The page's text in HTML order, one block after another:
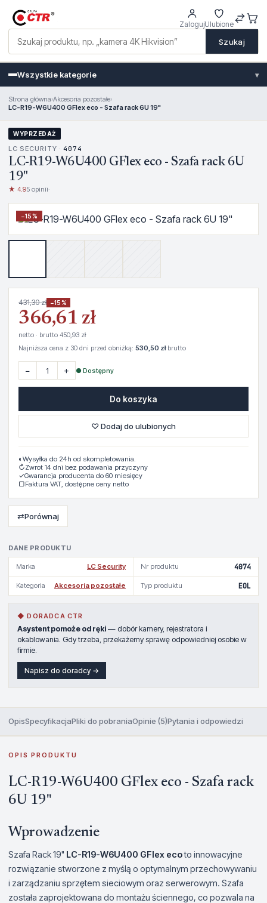
Szukaj
ZalogujUlubione
Wszystkie kategorie ▾
Strona główna›Akcesoria pozostałe›
LC-R19-W6U400 GFlex eco - Szafa rack 6U 19"
WYPRZEDAŻ
LC SECURITY · 4074
LC-R19-W6U400 GFlex eco - Szafa rack 6U
19"
★ 4.95 opinii·
−15%
DANE PRODUKTU
Marka LC Security Nr produktu 4074
Kategoria Akcesoria pozostałe Typ produktu EOL
◆ DORADCA CTR
Asystent pomoże od ręki — dobór kamery, rejestratora i
okablowania. Gdy trzeba, przekażemy sprawę odpowiedniej osobie w
firmie.
Napisz do doradcy →
431,30 zł −15%
366,61 zł
netto · brutto 450,93 zł
Najniższa cena z 30 dni przed obniżką: 530,50 złbrutto
− + ● Dostępny
Do koszyka
♡ Dodaj do ulubionych
◐ Wysyłka do 24h od skompletowania.
↻Zwrot 14 dni bez podawania przyczyny
✓Gwarancja producenta do 60 miesięcy
▢Faktura VAT, dostępne ceny netto
⇄Porównaj
OpisSpecyfikacjaPliki do pobraniaOpinie (5)Pytania i odpowiedzi
OPIS PRODUKTU
LC-R19-W6U400 GFlex eco - Szafa rack
6U 19"
Wprowadzenie
Szafa Rack 19" LC-R19-W6U400 GFlex ecoto innowacyjne
rozwiązanie stworzone z myślą o optymalnym przechowywaniu
i zarządzaniu sprzętem sieciowym oraz serwerowym. Szafa
została zaprojektowana do montażu ściennego, co pozwala na